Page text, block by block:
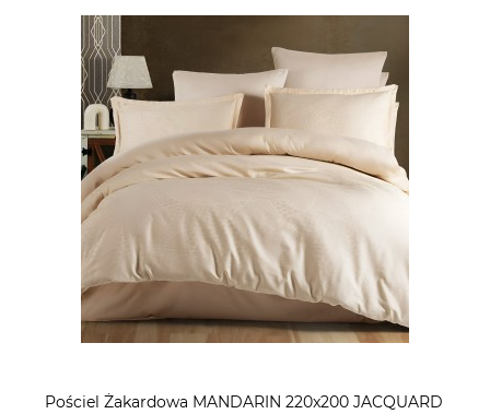
Pościel Żakardowa MANDARIN 220x200 JACQUARD